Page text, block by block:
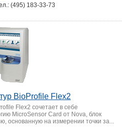
(495) 183-33-73
BioProfile Flex2
Flex2 сочетает в себе
MicroSensor Card от Nova, блок
основанную на измерении точки за...